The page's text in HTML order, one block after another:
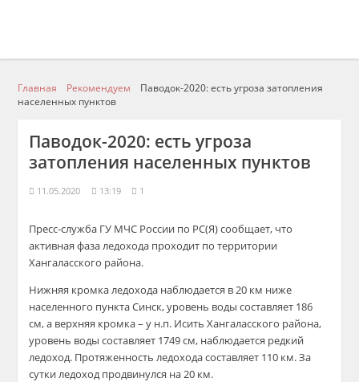
Главная Рекомендуем
Паводок-2020: есть угроза затопления
населенных пунктов
Паводок-2020: есть угроза
затопления населенных пунктов
11.05.2020 13:19 1
Пресс-служба ГУ МЧС России по РС(Я) сообщает, что
активная фаза ледохода проходит по территории
Хангаласского района.
Нижняя кромка ледохода наблюдается в 20 км ниже
населенного пункта Синск, уровень воды составляет 186
см, а верхняя кромка – у н.п. Исить Хангаласского района,
уровень воды составляет 1749 см, наблюдается редкий
ледоход. Протяженность ледохода составляет 110 км. За
сутки ледоход продвинулся на 20 км.